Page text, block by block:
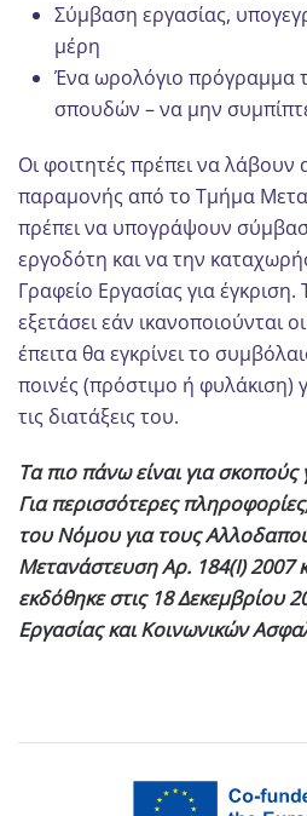
Σύμβαση εργασίας,
μέρη
Ένα ωρολόγιο πρόγραμμα
σπουδών – να μην
Οι φοιτητές πρέπει να λάβουν
παραμονής από το Τμήμα
πρέπει να υπογράψουν
εργοδότη και να την
Γραφείο Εργασίας για
εξετάσει εάν ικανοποιούνται
έπειτα θα εγκρίνει το
ποινές (πρόστιμο ή φυλάκιση)
τις διατάξεις του.
Τα πιο πάνω είναι για
Για περισσότερες
του Νόμου για τους
Μετανάστευση Αρ. 184(I) 2007
εκδόθηκε στις 18 Δεκεμβρίου
Εργασίας και Κοινωνικών